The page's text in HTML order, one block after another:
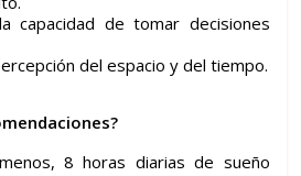
capacidad de tomar decisiones
del espacio y del tiempo.
8 horas diarias de sueño